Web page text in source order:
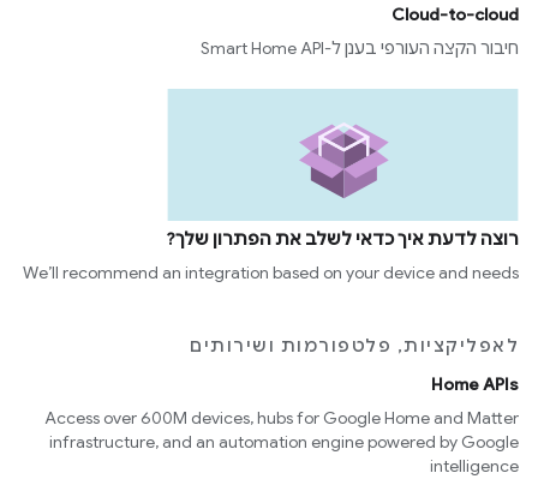
Cloud-to-cloud
חיבור הקצה העורפי בענן ל-Smart Home API
רוצה לדעת איך כדאי לשלב את הפתרון שלך?
We’ll recommend an integration based on your device and needs
לאפליקציות, פלטפורמות ושירותים
Home APIs
Access over 600M devices, hubs for Google Home and Matter
infrastructure, and an automation engine powered by Google
intelligence